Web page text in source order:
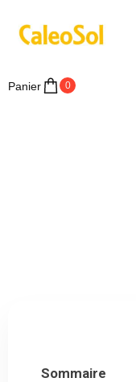
Panier 0
Sommaire